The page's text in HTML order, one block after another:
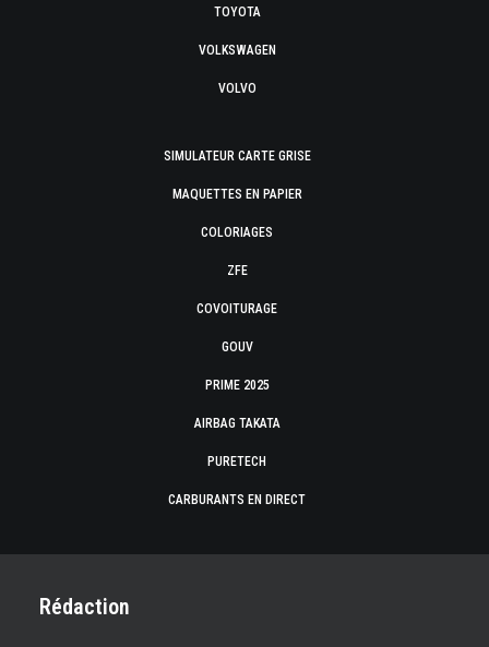
TOYOTA
VOLKSWAGEN
VOLVO
SIMULATEUR CARTE GRISE
MAQUETTES EN PAPIER
COLORIAGES
ZFE
COVOITURAGE
GOUV
PRIME 2025
AIRBAG TAKATA
PURETECH
CARBURANTS EN DIRECT
Rédaction